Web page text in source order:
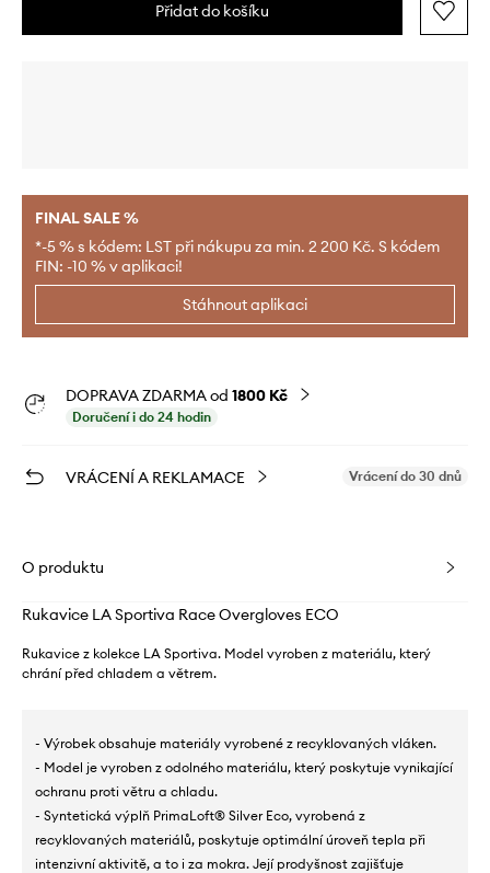
Přidat do košíku
FINAL SALE %
*-5 % s kódem: LST při nákupu za min. 2 200 Kč. S kódem
FIN: -10 % v aplikaci!
Stáhnout aplikaci
DOPRAVA ZDARMA od 1800 Kč
Doručení i do 24 hodin
VRÁCENÍ A REKLAMACE Vrácení do 30 dnů
O produktu
Rukavice LA Sportiva Race Overgloves ECO
Rukavice z kolekce LA Sportiva. Model vyroben z materiálu, který
chrání před chladem a větrem.
- Výrobek obsahuje materiály vyrobené z recyklovaných vláken.
- Model je vyroben z odolného materiálu, který poskytuje vynikající
ochranu proti větru a chladu.
- Syntetická výplň PrimaLoft® Silver Eco, vyrobená z
recyklovaných materiálů, poskytuje optimální úroveň tepla při
intenzivní aktivitě, a to i za mokra. Její prodyšnost zajišťuje